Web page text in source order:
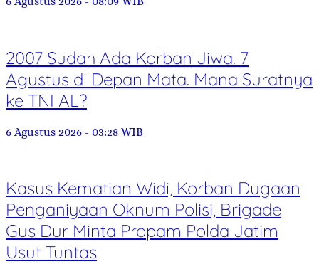
2007 Sudah Ada Korban Jiwa. 7
Agustus di Depan Mata. Mana Suratnya
ke TNI AL?
6 Agustus 2026 - 03:28 WIB
Kasus Kematian Widi, Korban Dugaan
Penganiyaan Oknum Polisi, Brigade
Gus Dur Minta Propam Polda Jatim
Usut Tuntas